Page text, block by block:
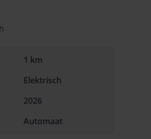
1 km
Elektrisch
2026
Automaat